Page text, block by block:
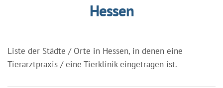
Hessen
Liste der Städte / Orte in Hessen, in denen eine
Tierarztpraxis / eine Tierklinik eingetragen ist.